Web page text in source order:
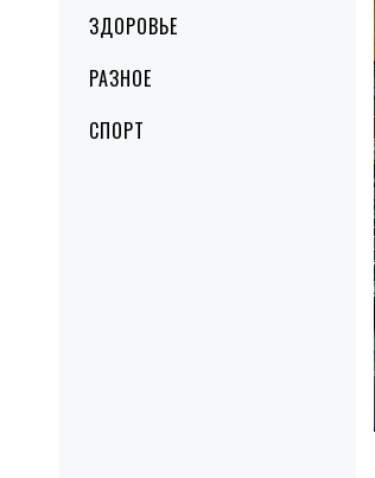
ЗДОРОВЬЕ
РАЗНОЕ
СПОРТ